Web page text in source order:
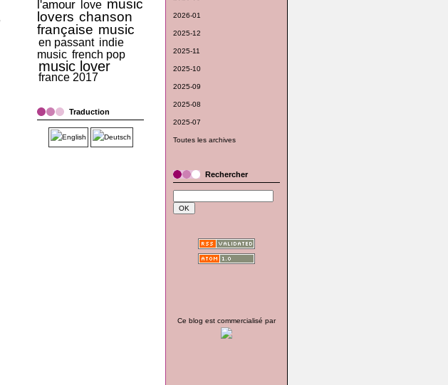
l'amour
love music
lovers chanson
française music
en passant indie
music french pop
music lover
france 2017
Traduction
2026-01
2025-12
2025-11
2025-10
2025-09
2025-08
2025-07
Toutes les archives
Rechercher
Ce blog est commercialisé par